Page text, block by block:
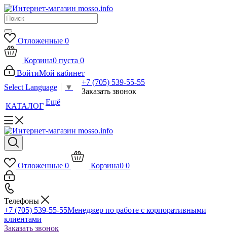
Отложенные 0
Корзина0 пуста 0
ВойтиМой кабинет
Select Language
▼
+7 (705) 539-55-55
Заказать звонок
КАТАЛОГ Ещё
Отложенные 0 Корзина0 0
Телефоны
+7 (705) 539-55-55Менеджер по работе с корпоративными
клиентами
Заказать звонок